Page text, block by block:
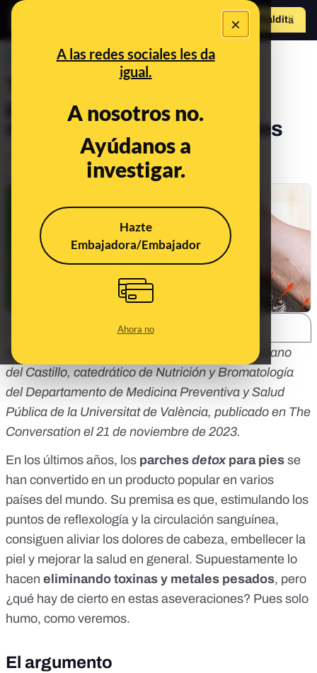
×
A las redes sociales les da
igual.
A nosotros no.
Ayúdanos a
investigar.
Hazte
Embajadora/Embajador
Ahora no
Hazte Maldito
PREBUNKING
Toda la verdad sobre los
parches (supuestamente)
desintoxicantes para los pies
Nov 27, 2023, 10:25:52 AM
Republicamos este artículo de
José Miguel Soriano
del Castillo, catedrático de Nutrición y Bromatología
del Departamento de Medicina Preventiva y Salud
Pública de la Universitat de València, publicado en The
Conversation el 21 de noviembre de 2023.
En los últimos años, los parches detox para pies se
han convertido en un producto popular en varios
países del mundo. Su premisa es que, estimulando los
puntos de reflexología y la circulación sanguínea,
consiguen aliviar los dolores de cabeza, embellecer la
piel y mejorar la salud en general . Supuestamente lo
hacen eliminando toxinas y metales pesados, pero
¿qué hay de cierto en estas aseveraciones? Pues solo
humo, como veremos.
El argumento